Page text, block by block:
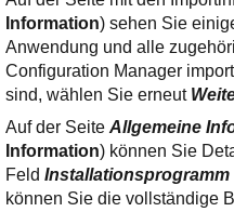
Information) sehen Sie
Anwendung und alle
Configuration Manager
sind, wählen Sie erneut
Auf der Seite Allgemeine
Information) können Sie
Feld Installationsprogramm
können Sie die vollständige